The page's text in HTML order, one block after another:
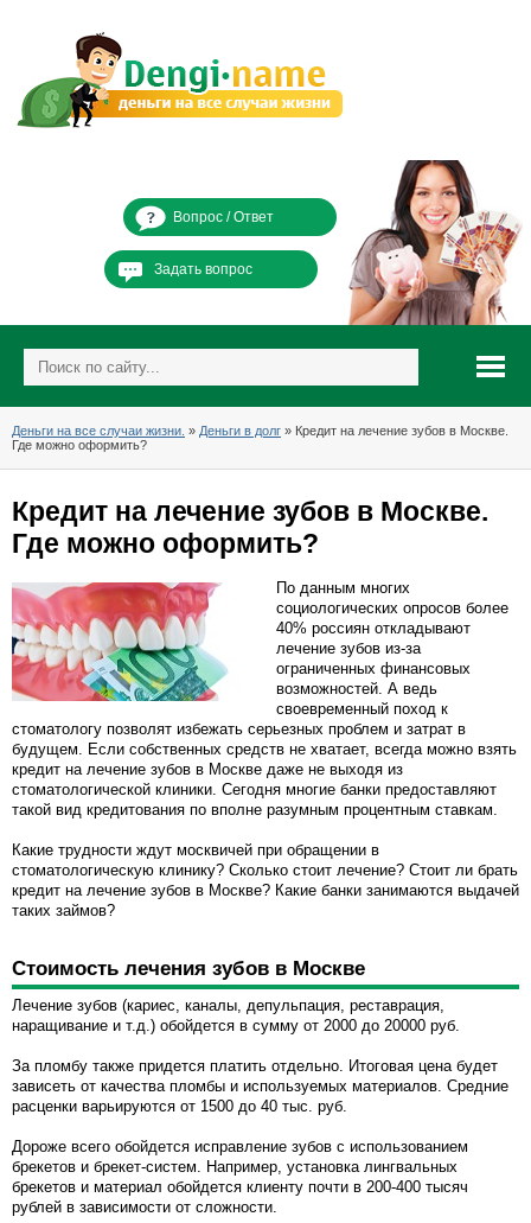
Вопрос / Ответ
Задать вопрос
Деньги на все случаи жизни. » Деньги в долг » Кредит на лечение зубов в Москве.
Где можно оформить?
Кредит на лечение зубов в Москве.
Где можно оформить?
По данным многих
социологических опросов более
40% россиян откладывают
лечение зубов из-за
ограниченных финансовых
возможностей. А ведь
своевременный поход к
стоматологу позволят избежать серьезных проблем и затрат в
будущем. Если собственных средств не хватает, всегда можно взять
кредит на лечение зубов в Москве даже не выходя из
стоматологической клиники. Сегодня многие банки предоставляют
такой вид кредитования по вполне разумным процентным ставкам.
Какие трудности ждут москвичей при обращении в
стоматологическую клинику? Сколько стоит лечение? Стоит ли брать
кредит на лечение зубов в Москве? Какие банки занимаются выдачей
таких займов?
Стоимость лечения зубов в Москве
Лечение зубов (кариес, каналы, депульпация, реставрация,
наращивание и т.д.) обойдется в сумму от 2000 до 20000 руб.
За пломбу также придется платить отдельно. Итоговая цена будет
зависеть от качества пломбы и используемых материалов. Средние
расценки варьируются от 1500 до 40 тыс. руб.
Дороже всего обойдется исправление зубов с использованием
брекетов и брекет-систем. Например, установка лингвальных
брекетов и материал обойдется клиенту почти в 200-400 тысяч
рублей в зависимости от сложности.